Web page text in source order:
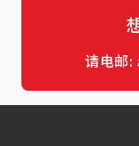
请电邮: